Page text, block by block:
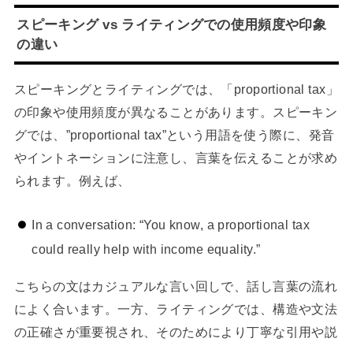
スピーキング vs ライティングでの使用頻度や印象
の違い
スピーキングとライティングでは、「proportional tax」
の印象や使用頻度が異なることがあります。スピーキン
グでは、”proportional tax”という用語を使う際に、発音
やイントネーションに注意し、言葉を伝えることが求め
られます。例えば、
In a conversation: “You know, a proportional tax
could really help with income equality.”
こちらの文はカジュアルな言い回しで、話し言葉の流れ
によく合います。一方、ライティングでは、構造や文法
の正確さが重要視され、そのためにより丁寧な引用や説